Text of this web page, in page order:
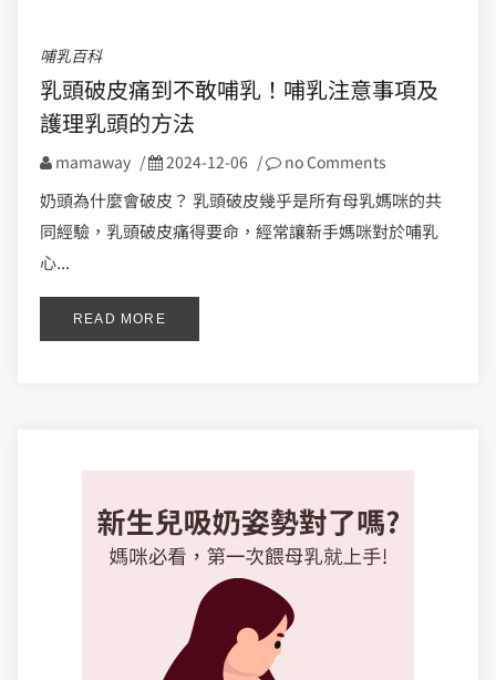
哺乳百科
乳頭破皮痛到不敢哺乳！哺乳注意事項及
護理乳頭的方法
mamaway / 2024-12-06 / no Comments
奶頭為什麼會破皮？ 乳頭破皮幾乎是所有母乳媽咪的共
同經驗，乳頭破皮痛得要命，經常讓新手媽咪對於哺乳
心...
READ MORE